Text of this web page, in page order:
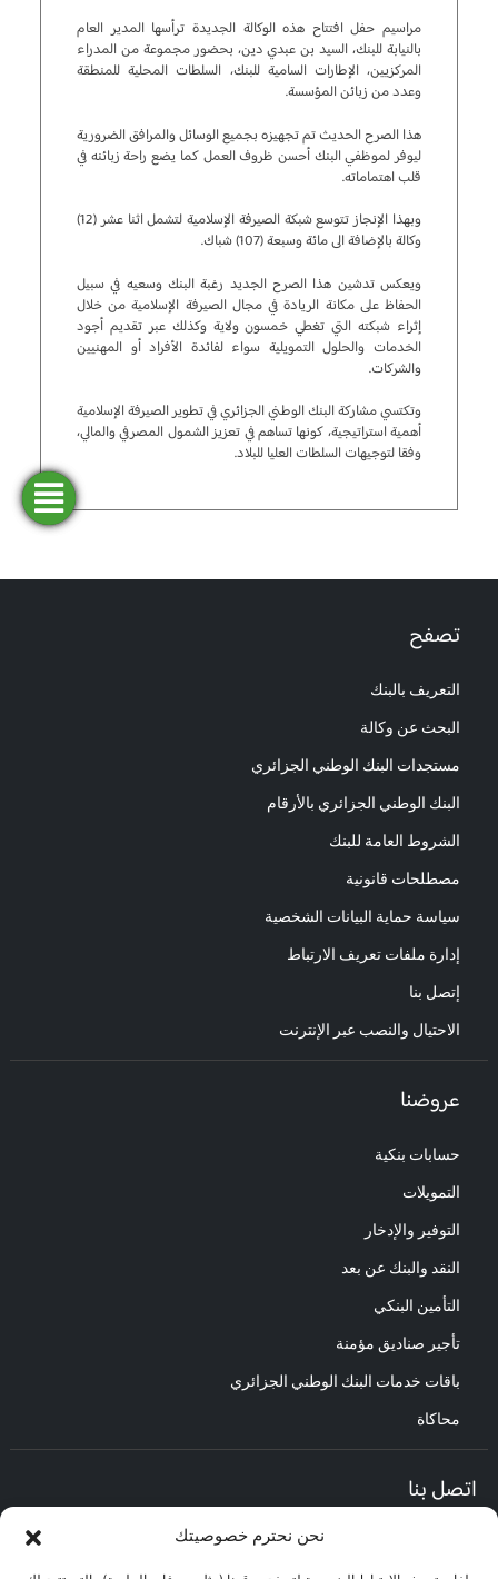
نحن نحترم خصوصيتك
مراسيم حفل افتتاح هذه الوكالة الجديدة ترأسها المدير العام
بالنيابة للبنك، السيد بن عبدي دين، بحضور مجموعة من المدراء
المركزيين، الإطارات السامية للبنك، السلطات المحلية للمنطقة
وعدد من زبائن المؤسسة.
هذا الصرح الحديث تم تجهيزه بجميع الوسائل والمرافق الضرورية
ليوفر لموظفي البنك أحسن ظروف العمل كما يضع راحة زبائنه في
قلب اهتماماته.
وبهذا الإنجاز تتوسع شبكة الصيرفة الإسلامية لتشمل اثنا عشر (12)
وكالة بالإضافة الى مائة وسبعة (107) شباك.
ويعكس تدشين هذا الصرح الجديد رغبة البنك وسعيه في سبيل
الحفاظ على مكانة الريادة في مجال الصيرفة الإسلامية من خلال
إثراء شبكته التي تغطي خمسون ولاية وكذلك عبر تقديم أجود
الخدمات والحلول التمويلية سواء لفائدة الأفراد أو المهنيين
والشركات.
وتكتسي مشاركة البنك الوطني الجزائري في تطوير الصيرفة الإسلامية
أهمية استراتيجية، كونها تساهم في تعزيز الشمول المصرفي والمالي،
وفقا لتوجيهات السلطات العليا للبلاد.
تصفح
التعريف بالبنك
البحث عن وكالة
مستجدات البنك الوطني الجزائري
البنك الوطني الجزائري بالأرقام
الشروط العامة للبنك
مصطلحات قانونية
سياسة حماية البيانات الشخصية
إدارة ملفات تعريف الارتباط
إتصل بنا
الاحتيال والنصب عبر الإنترنت
عروضنا
حسابات بنكية
التمويلات
التوفير والإدخار
النقد والبنك عن بعد
التأمين البنكي
تأجير صناديق مؤمنة
باقات خدمات البنك الوطني الجزائري
محاكاة
اتصل بنا
ابحث
عن وكالة
طلب
تمويل
المحاكاة
فتح
حساب